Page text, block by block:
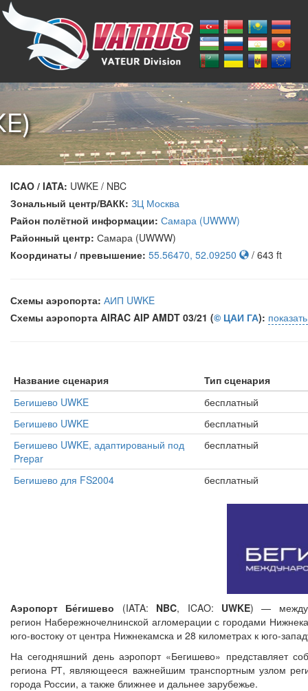
ICAO / IATA: UWKE / NBC
Зональный центр/ВАКК: ЗЦ Москва
Район полётной информации: Самара (UWWW)
Районный центр: Самара (UWWW)
Координаты / превышение: 55.56470, 52.09250 / 643 ft
Схемы аэропорта: АИП UWKE
Схемы аэропорта AIRAC AIP AMDT 03/21 (© ЦАИ ГА):
Название сценария Тип сценария
Бегишево UWKE
бесплатный
Бегишево UWKE
бесплатный
Бегишево UWKE, адаптированый под
Prepar
бесплатный
Бегишево для FS2004 бесплатный
Аэропорт Бе́гишево (IATA: NBC, ICAO: UWKE) —
регион Набережночелнинской агломерации с городами
юго-востоку от центра Нижнекамска и 28 километрах к юго-
На сегодняшний день аэропорт «Бегишево» представляет
региона РТ, являющееся важнейшим транспортным узлом
города России, а также ближнее и дальнее зарубежье.